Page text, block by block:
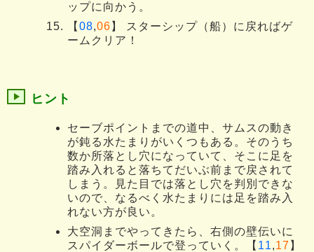
ップに向かう。
【 08,06 】 スターシップ（船）に戻ればゲ
ームクリア！
ヒント
セーブポイントまでの道中、サムスの動き
が鈍る水たまりがいくつもある。そのうち
数か所落とし穴になっていて、そこに足を
踏み入れると落ちてだいぶ前まで戻されて
しまう。見た目では落とし穴を判別できな
いので、なるべく水たまりには足を踏み入
れない方が良い。
大空洞までやってきたら、右側の壁伝いに
スパイダーボールで登っていく。【 11,17 】